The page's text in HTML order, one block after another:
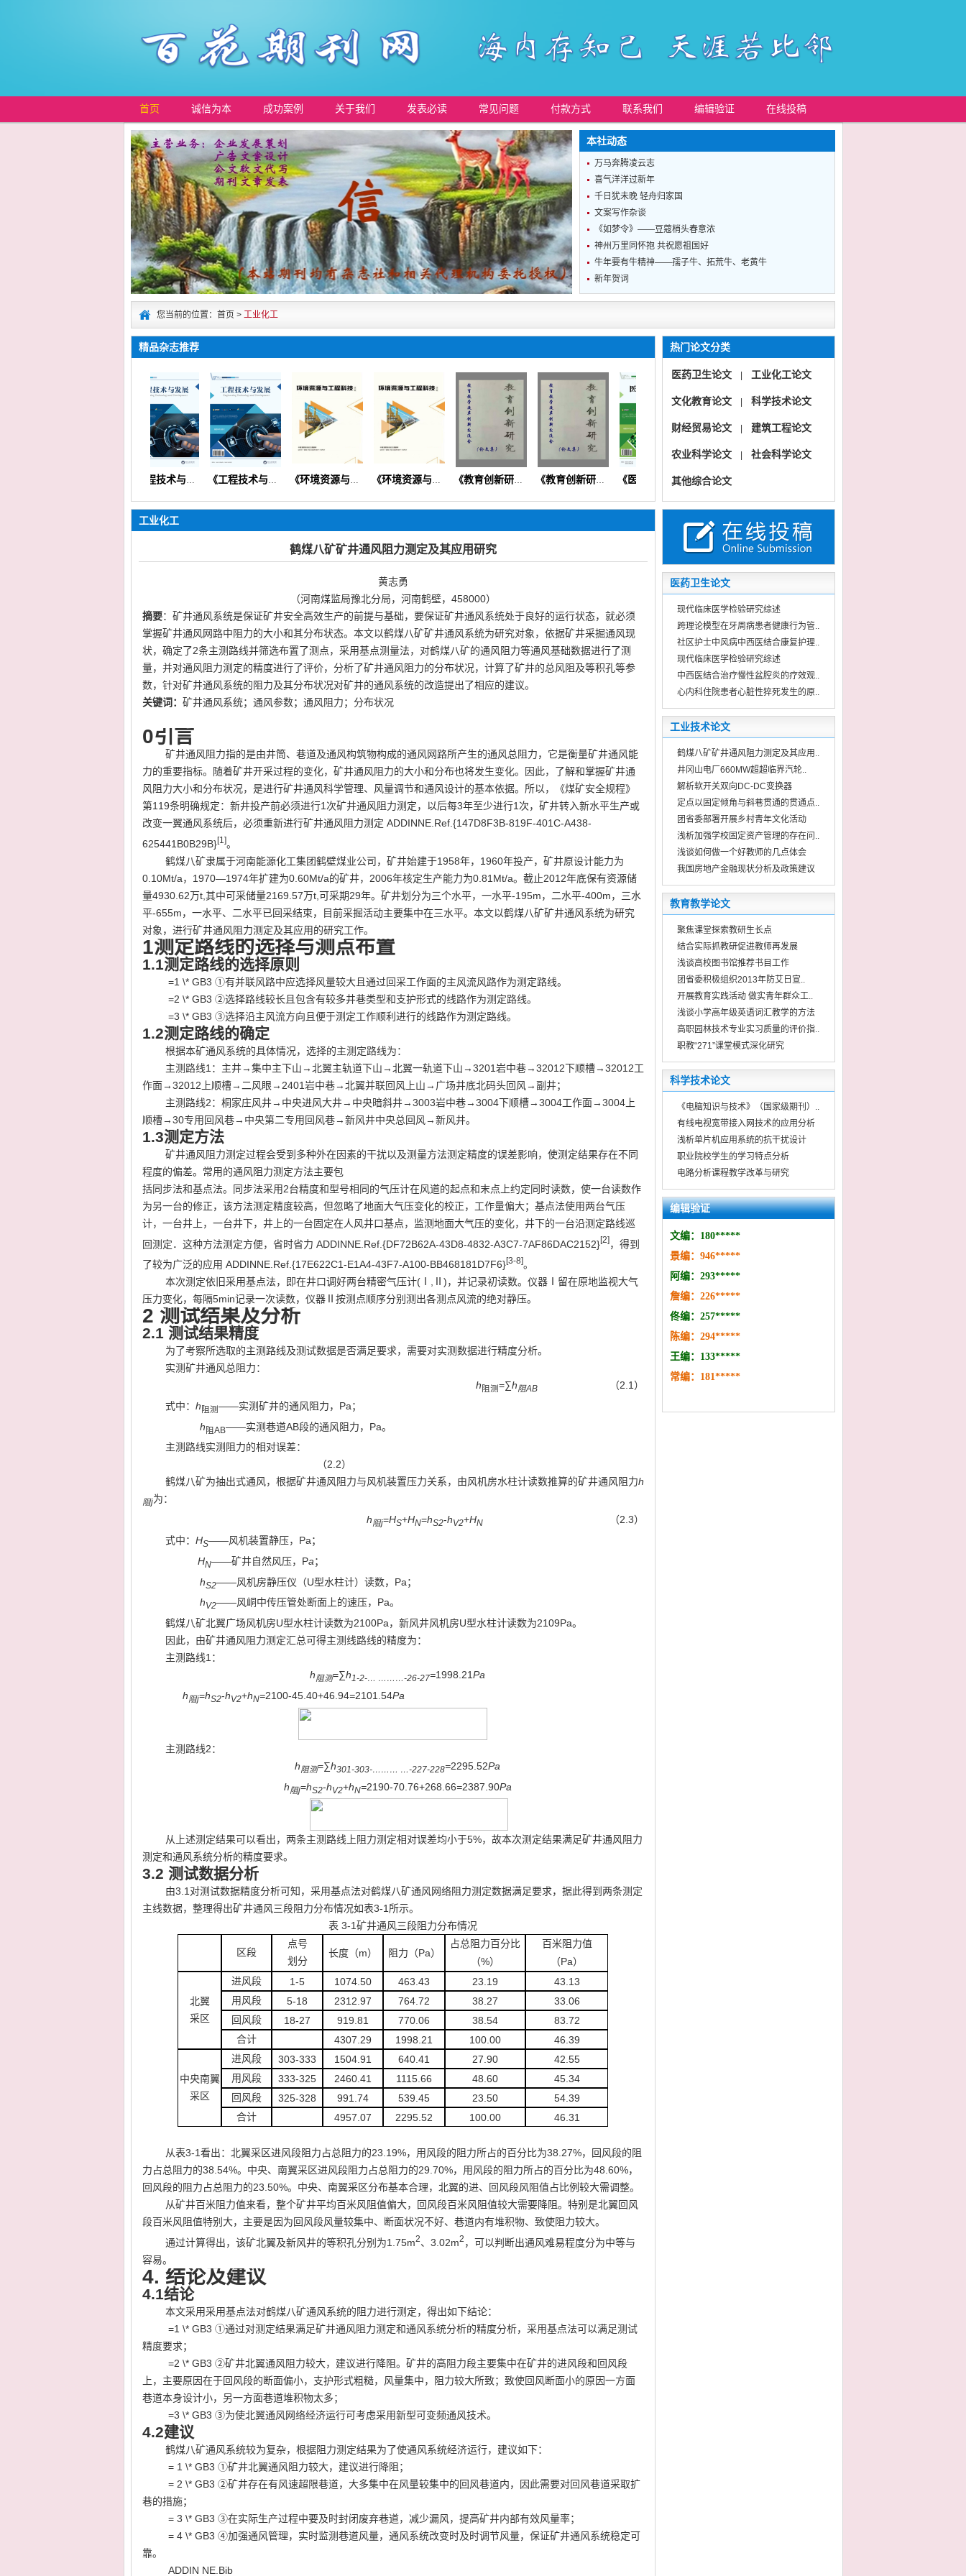
首页 诚信为本 成功案例 关于我们 发表必读 常见问题 付款方式 联系我们 编辑验证 在线投稿
本社动态
万马奔腾凌云志
喜气洋洋过新年
千日犹未晚 轻舟归家国
文案写作杂谈
《如梦令》——豆蔻梢头春意浓
神州万里同怀抱 共祝愿祖国好
牛年要有牛精神——孺子牛、拓荒牛、老黄牛
新年贺词
您当前的位置：首页 > 工业化工
精品杂志推荐
《工程技术与发展》（矿山机械交通路桥市政建筑信息通信） 《工程技术与发展》 《环境资源与工程科技论坛》（生态环境矿产地质资源经济） 《环境资源与工程科技论坛》 《教育创新研究》（思政德育教学教法素质教育课程改革） 《教育创新研究》
工业化工
鹤煤八矿矿井通风阻力测定及其应用研究
黄志勇
（河南煤监局豫北分局，河南鹤壁， 458000）
摘要：矿井通风系统是保证矿井安全高效生产的前提与基础，要保证矿井通风系统处于良好的运行状态，就必须
掌握矿井通风网路中阻力的大小和其分布状态。本文以鹤煤八矿矿井通风系统为研究对象，依据矿井采掘通风现
状，确定了2条主测路线并筛选布置了测点，采用基点测量法，对鹤煤八矿的通风阻力等通风基础数据进行了测
量，并对通风阻力测定的精度进行了评价，分析了矿井通风阻力的分布状况，计算了矿井的总风阻及等积孔等参
数，针对矿井通风系统的阻力及其分布状况对矿井的通风系统的改造提出了相应的建议。
关键词： 矿井通风系统；通风参数；通风阻力；分布状况
0引言
矿井通风阻力指的是由井筒、巷道及通风构筑物构成的通风网路所产生的通风总阻力，它是衡量矿井通风能
力的重要指标。随着矿井开采过程的变化，矿井通风阻力的大小和分布也将发生变化。因此，了解和掌握矿井通
风阻力大小和分布状况，是进行矿井通风科学管理、风量调节和通风设计的基本依据。所以，《煤矿安全规程》
第119条明确规定：新井投产前必须进行1 次矿井通风阻力测定，以后每3年至少进行1 次，矿井转入新水平生产或
改变一翼通风系统后，必须重新进行矿井通风阻力测定 ADDINNE.Ref.{147D8F3B-819F-401C-A438-
625441B0B29B}[1]。
鹤煤八矿隶属于河南能源化工集团鹤壁煤业公司，矿井始建于1958年， 1960年投产，矿井原设计能力为
0.10Mt/a， 1970—1974年扩建为0.60Mt/a的矿井， 2006年核定生产能力为0.81Mt/a。截止2012年底保有资源储
量4930.62万t, 其中可采储量2169.57万t, 可采期29年。矿井划分为三个水平，一水平-195m，二水平-400m，三水
平-655m，一水平、二水平已回采结束，目前采掘活动主要集中在三水平。本文以鹤煤八矿矿井通风系统为研究
对象，进行矿井通风阻力测定及其应用的研究工作。
1测定路线的选择与测点布置
1.1测定路线的选择原则
=1 \* GB3 ①有并联风路中应选择风量较大且通过回采工作面的主风流风路作为测定路线。
=2 \* GB3 ②选择路线较长且包含有较多井巷类型和支护形式的线路作为测定路线。
=3 \* GB3 ③选择沿主风流方向且便于测定工作顺利进行的线路作为测定路线。
1.2测定路线的确定
根据本矿通风系统的具体情况，选择的主测定路线为：
主测路线1 ：主井→集中主下山→北翼主轨道下山→北翼一轨道下山→3201岩中巷→32012下顺槽→32012工
作面→32012 上顺槽→二风眼→ 2401岩中巷→北翼并联回风上山→广场井底北码头回风→副井；
主测路线2：桐家庄风井→中央进风大井→中央暗斜井→3003岩中巷→3004下顺槽→3004工作面→3004上
顺槽→30专用回风巷→中央第二专用回风巷→新风井中央总回风→新风井。
1.3测定方法
矿井通风阻力测定过程会受到多种外在因素的干扰以及测量方法测定精度的误差影响，使测定结果存在不同
程度的偏差。常用的通风阻力测定方法主要包
括同步法和基点法。同步法采用2台精度和型号相同的气压计在风道的起点和末点上约定同时读数，使一台读数作
为另一台的修正，该方法测定精度较高，但忽略了地面大气压变化的校正，工作量偏大；基点法使用两台气压
计，一台井上，一台井下，井上的一台固定在人风井口基点，监测地面大气压的变化，井下的一台沿测定路线巡
回测定．这种方法测定方便，省时省力 ADDINNE.Ref.{DF72B62A-43D8-4832-A3C7-7AF86DAC2152}[2]，得到
了较为广泛的应用 ADDINNE.Ref.{17E622C1-E1A4-43F7-A100-BB468181D7F6}[3-8]。
本次测定依旧采用基点法，即在井口调好两台精密气压计(Ⅰ )，并记录初读数。仪器Ⅰ留在原地监视大气
压力变化，每隔5min记录一次读数，仪器Ⅱ按测点顺序分别测出各测点风流的绝对静压。
2 测试结果及分析
2.1 测试结果精度
为了考察所选取的主测路线及测试数据是否满足要求，需要对实测数据进行精度分析。
实测矿井通风总阻力：
h 阻测=∑h阻AB（2.1）
式中： h 阻测——实测矿井的通风阻力，Pa；
h 阻AB——实测巷道AB段的通风阻力，Pa。
主测路线实测阻力的相对误差：
（2.2）
鹤煤八矿为抽出式通风，根据矿井通风阻力与风机装置压力关系，由风机房水柱计读数推算的矿井通风阻力h
阻j为：
h阻j=HS+HN=hS2-hV2+HN（2.3）
式中： HS——风机装置静压，Pa；
HN——矿井自然风压，Pa；
hS2——风机房静压仪（U型水柱计）读数，Pa；
hV2——风峒中传压管处断面上的速压，Pa。
鹤煤八矿北翼广场风机房U型水柱计读数为2100Pa，新风井风机房U型水柱计读数为2109Pa。
因此，由矿井通风阻力测定汇总可得主测线路线的精度为：
主测路线1：
h阻测=∑h1-2-… ………-26-27=1998.21Pa
h阻j=hS2-hV2+hN=2100-45.40+46.94=2101.54Pa
主测路线2：
h阻测=∑h301-303-……… …-227-228=2295.52Pa
h阻j=hS2-hV2+hN=2190-70.76+268.66=2387.90Pa
从上述测定结果可以看出，两条主测路线上阻力测定相对误差均小于5%，故本次测定结果满足矿井通风阻力
测定和通风系统分析的精度要求。
3.2 测试数据分析
由3.1对测试数据精度分析可知，采用基点法对鹤煤八矿通风网络阻力测定数据满足要求，据此得到两条测定
主线数据，整理得出矿井通风三段阻力分布情况如表3-1所示。
表 3-1矿井通风三段阻力分布情况
区段
点号
划分
长度（m） 阻力（Pa）
占总阻力百分比
（%）
百米阻力值
（Pa）
北翼
采区
进风段 1-5 1074.50 463.43 23.19 43.13
用风段 5-18 2312.97 764.72 38.27 33.06
回风段 18-27 919.81 770.06 38.54 83.72
合计 4307.29 1998.21 100.00 46.39
中央南翼
采区
进风段 303-333 1504.91 640.41 27.90 42.55
用风段 333-325 2460.41 1115.66 48.60 45.34
回风段 325-328 991.74 539.45 23.50 54.39
合计 4957.07 2295.52 100.00 46.31
从表3-1看出：北翼采区进风段阻力占总阻力的23.19%，用风段的阻力所占的百分比为38.27%，回风段的阻
力占总阻力的38.54%。中央、南翼采区进风段阻力占总阻力的29.70%，用风段的阻力所占的百分比为48.60%，
回风段的阻力占总阻力的23.50%。中央、南翼采区分布基本合理，北翼的进、回风段风阻值占比例较大需调整。
从矿井百米阻力值来看，整个矿井平均百米风阻值偏大，回风段百米风阻值较大需要降阻。特别是北翼回风
段百米风阻值特别大，主要是因为回风段风量较集中、断面状况不好、巷道内有堆积物、致使阻力较大。
通过计算得出，该矿北翼及新风井的等积孔分别为1.75m2、 3.02m2 ，可以判断出通风难易程度分为中等与
容易。
4. 结论及建议
4.1结论
本文采用采用基点法对鹤煤八矿通风系统的阻力进行测定，得出如下结论：
=1 \* GB3 ①通过对测定结果满足矿井通风阻力测定和通风系统分析的精度分析，采用基点法可以满足测试
精度要求；
=2 \* GB3 ②矿井北翼通风阻力较大，建议进行降阻。矿井的高阻力段主要集中在矿井的进风段和回风段
上，主要原因在于回风段的断面偏小，支护形式粗糙，风量集中，阻力较大所致；致使回风断面小的原因一方面
巷道本身设计小，另一方面巷道堆积物太多；
=3 \* GB3 ③为使北翼通风网络经济运行可考虑采用新型可变频通风技术。
4.2建议
鹤煤八矿通风系统较为复杂，根据阻力测定结果为了使通风系统经济运行，建议如下：
= 1 \* GB3 ①矿井北翼通风阻力较大，建议进行降阻；
= 2 \* GB3 ②矿井存在有风速超限巷道，大多集中在风量较集中的回风巷道内，因此需要对回风巷道采取扩
巷的措施；
= 3 \* GB3 ③在实际生产过程中要及时封闭废弃巷道，减少漏风，提高矿井内部有效风量率；
= 4 \* GB3 ④加强通风管理，实时监测巷道风量，通风系统改变时及时调节风量，保证矿井通风系统稳定可
靠。
ADDIN NE.Bib
热门论文分类
医药卫生论文 工业化工论文
文化教育论文 科学技术论文
财经贸易论文 建筑工程论文
农业科学论文 社会科学论文
其他综合论文
医药卫生论文
现代临床医学检验研究综述
跨理论模型在牙周病患者健康行为管..
社区护士中风病中西医结合康复护理..
现代临床医学检验研究综述
中西医结合治疗慢性盆腔炎的疗效观..
心内科住院患者心脏性猝死发生的原..
工业技术论文
鹤煤八矿矿井通风阻力测定及其应用..
井冈山电厂660MW超超临界汽轮..
解析软开关双向DC-DC变换器
定点以固定倾角与斜巷贯通的贯通点..
团省委部署开展乡村青年文化活动
浅析加强学校固定资产管理的存在问..
浅谈如何做一个好教师的几点体会
我国房地产金融现状分析及政策建议
教育教学论文
聚焦课堂探索教研生长点
结合实际抓教研促进教师再发展
浅谈高校图书馆推荐书目工作
团省委积极组织2013年防艾日宣..
开展教育实践活动 做实青年群众工..
浅谈小学高年级英语词汇教学的方法
高职园林技术专业实习质量的评价指..
职教“271”课堂模式深化研究
科学技术论文
《电脑知识与技术》（国家级期刊）..
有线电视宽带接入网技术的应用分析
浅析单片机应用系统的抗干扰设计
职业院校学生的学习特点分析
电路分析课程教学改革与研究
编辑验证
文编： 180*****
景编： 946*****
阿编：293*****
詹编： 226*****
佟编： 257*****
陈编： 294*****
王编：133*****
常编： 181*****